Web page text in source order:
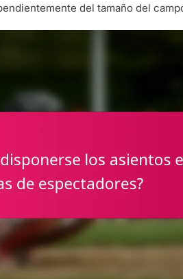
del tamaño del